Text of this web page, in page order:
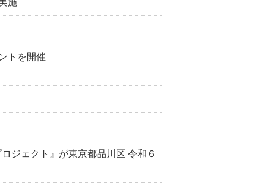
施
トを開催
ジェクト』が東京都品川区 令和６